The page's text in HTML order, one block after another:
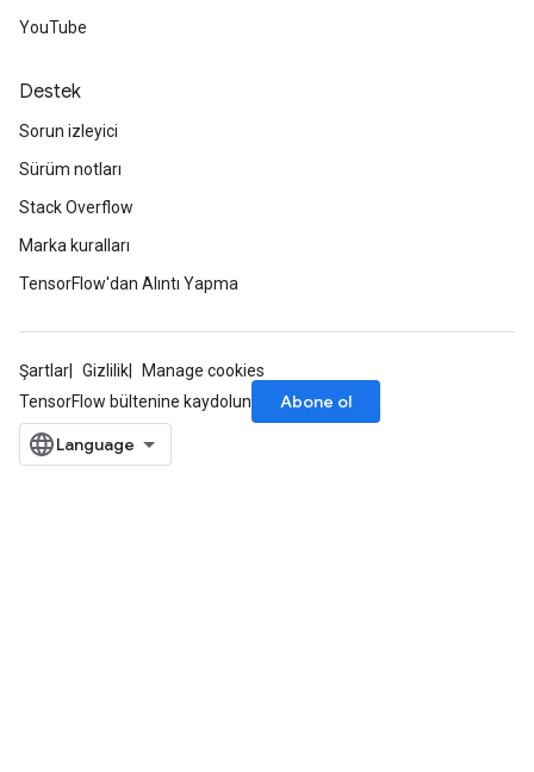
YouTube
Destek
Sorun izleyici
Sürüm notları
Stack Overflow
Marka kuralları
TensorFlow'dan Alıntı Yapma
Şartlar Gizlilik
Manage cookies
TensorFlow bültenine kaydolun
Abone ol